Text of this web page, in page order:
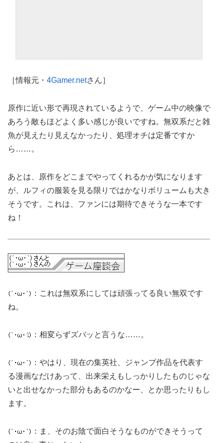
［情報元・ 4Gamer.netさん］
原作に近い形で再現されているようで、ゲーム中の映像で
あろう敵もほどよく多い感じが良いですね。無双系だと雑
魚が見えたり見えなかったり、処理オチは定番ですか
ら……。
あとは、原作をどこまでやってくれるかが気になります
が、ルフィの服装を見る限りではかなりボリュームも大き
そうです。これは、ファンには期待できそうな一本です
ね！
：これは無双系にしては頑張ってる良い無双です
ね。
：相変らずズバッと言うな……。
：やはり、現在の集英社、ジャンプ作品を代表す
る漫画なだけあって、出来栄えもしっかりしたものじゃな
いと出せなかった部分もあるのかなー、とか思ったりもし
ます。
：ま、そのお陰で面白そうなものができそうって